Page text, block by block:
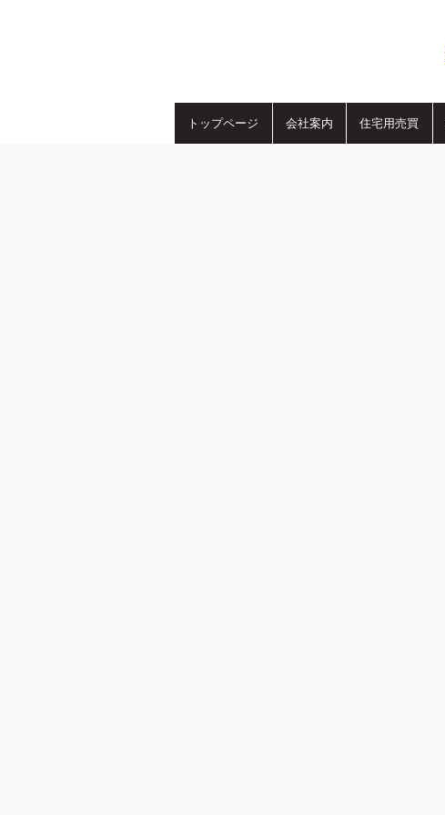
トップページ 会社案内 住宅用売買